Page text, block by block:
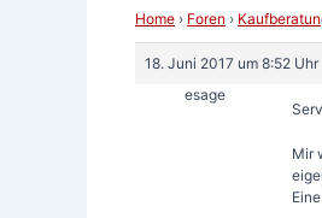
Home › Foren ›
18. Juni 2017 um 8:52 Uhr
esage
Mir